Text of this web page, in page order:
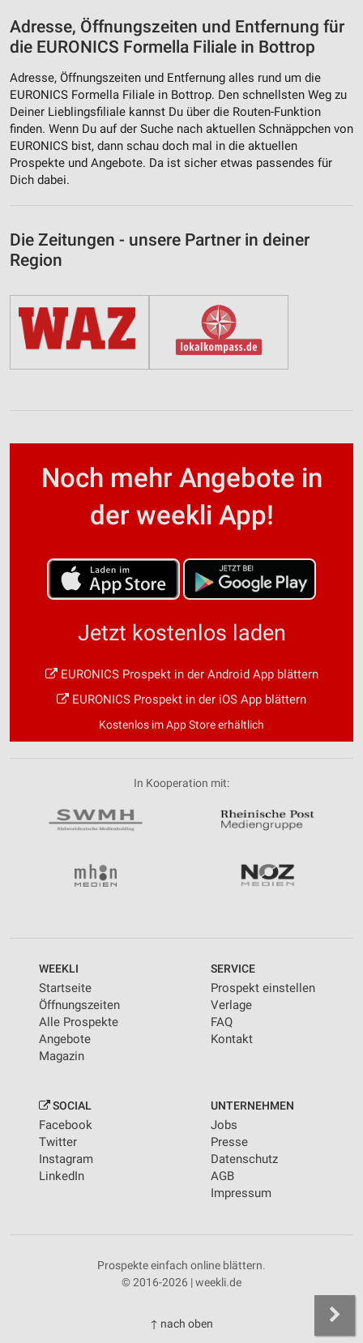
Adresse, Öffnungszeiten und Entfernung für
die EURONICS Formella Filiale in Bottrop
Adresse, Öffnungszeiten und Entfernung alles rund um die
EURONICS Formella Filiale in Bottrop. Den schnellsten Weg zu
Deiner Lieblingsfiliale kannst Du über die Routen-Funktion
finden. Wenn Du auf der Suche nach aktuellen Schnäppchen von
EURONICS bist, dann schau doch mal in die aktuellen
Prospekte und Angebote. Da ist sicher etwas passendes für
Dich dabei.
Die Zeitungen - unsere Partner in deiner
Region
Noch mehr Angebote in
der weekli App!
Jetzt kostenlos laden
EURONICS Prospekt in der Android App blättern
EURONICS Prospekt in der iOS App blättern
Kostenlos im App Store erhältlich
In Kooperation mit:
WEEKLI
Startseite
Öffnungszeiten
Alle Prospekte
Angebote
Magazin
SERVICE
Prospekt einstellen
Verlage
FAQ
Kontakt
SOCIAL
Facebook
Twitter
Instagram
LinkedIn
UNTERNEHMEN
Jobs
Presse
Datenschutz
AGB
Impressum
Prospekte einfach online blättern.
© 2016-2026 | weekli.de
↑ nach oben